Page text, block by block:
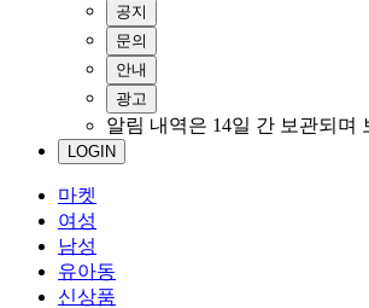
공지
문의
안내
광고
알림 내역은 14일 간 보관되며
LOGIN
마켓
여성
남성
유아동
신상품